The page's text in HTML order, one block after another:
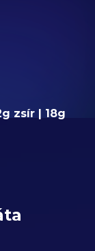
zsír | 18g